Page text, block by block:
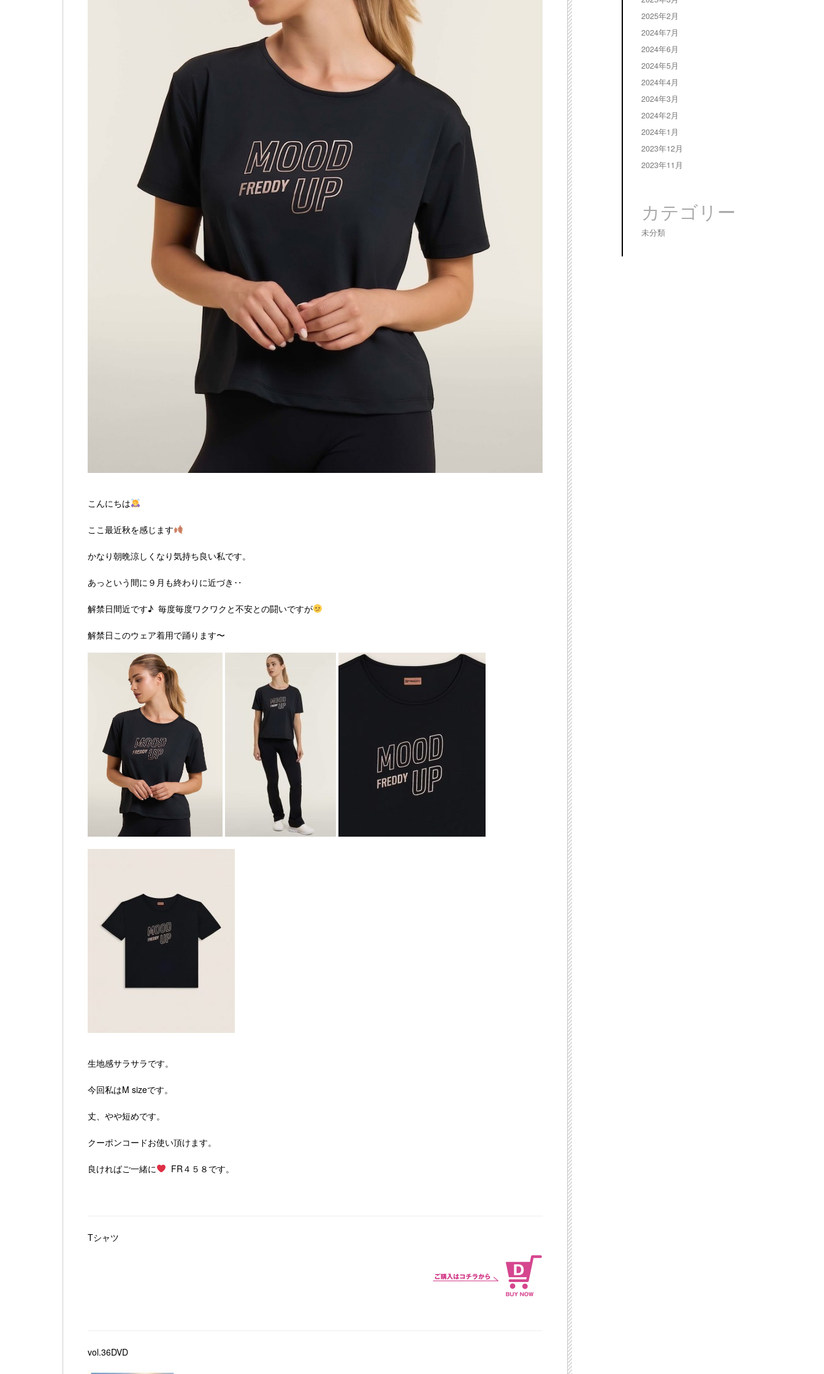
こんにちは
ここ最近秋を感じます
かなり朝晩涼しくなり気持ち良い私です。
あっという間に９月も終わりに近づき‥
解禁日間近です♪ 毎度毎度ワクワクと不安との闘いですが
解禁日このウェア着用で踊ります〜
生地感サラサラです。
今回私はM sizeです。
丈、やや短めです。
クーポンコードお使い頂けます。
良ければご一緒に FR４５８です。
Tシャツ
vol.36DVD
2025年2月
2024年7月
2024年6月
2024年5月
2024年4月
2024年3月
2024年2月
2024年1月
2023年12月
2023年11月
カテゴリー
未分類